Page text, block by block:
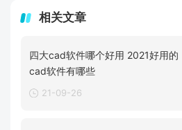
相关文章
四大cad软件哪个好用 2021好用的
cad软件有哪些
21-09-26